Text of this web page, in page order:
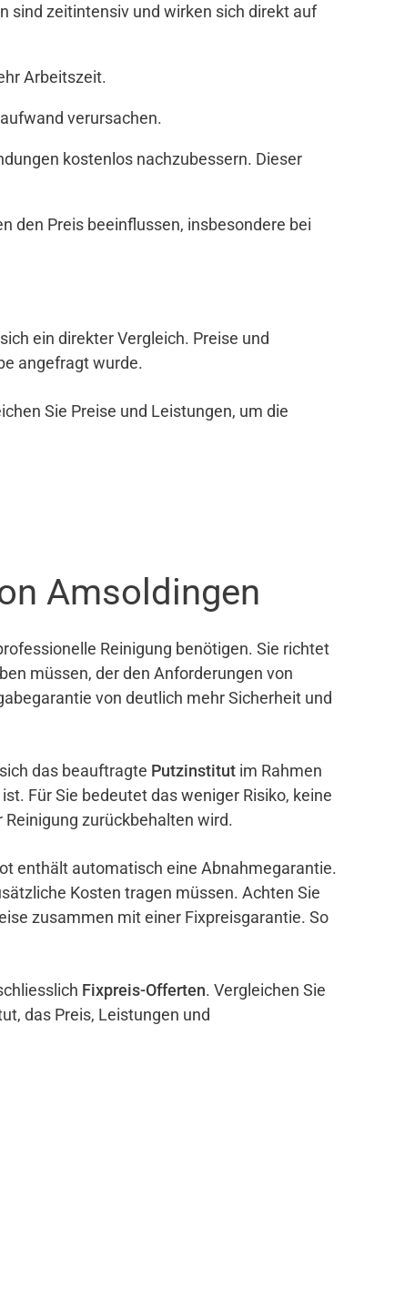
sind zeitintensiv und wirken sich direkt auf
Arbeitszeit.
verursachen.
kostenlos nachzubessern. Dieser
den Preis beeinflussen, insbesondere bei
ein direkter Vergleich. Preise und
angefragt wurde.
Sie Preise und Leistungen, um die
Amsoldingen
Reinigung benötigen. Sie richtet
müssen, der den Anforderungen von
von deutlich mehr Sicherheit und
das beauftragte Putzinstitut im Rahmen
Für Sie bedeutet das weniger Risiko, keine
zurückbehalten wird.
enthält automatisch eine Abnahmegarantie.
Kosten tragen müssen. Achten Sie
zusammen mit einer Fixpreisgarantie. So
Fixpreis-Offerten. Vergleichen Sie
das Preis, Leistungen und